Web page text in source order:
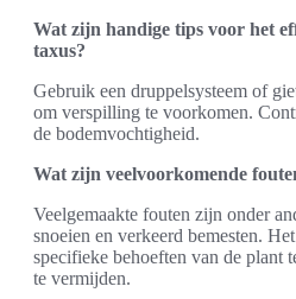
Wat zijn handige tips voor het
taxus?
Gebruik een druppelsysteem of
om verspilling te voorkomen.
de bodemvochtigheid.
Wat zijn veelvoorkomende
Veelgemaakte fouten zijn onder
snoeien en verkeerd bemesten.
specifieke behoeften van de plant
te vermijden.